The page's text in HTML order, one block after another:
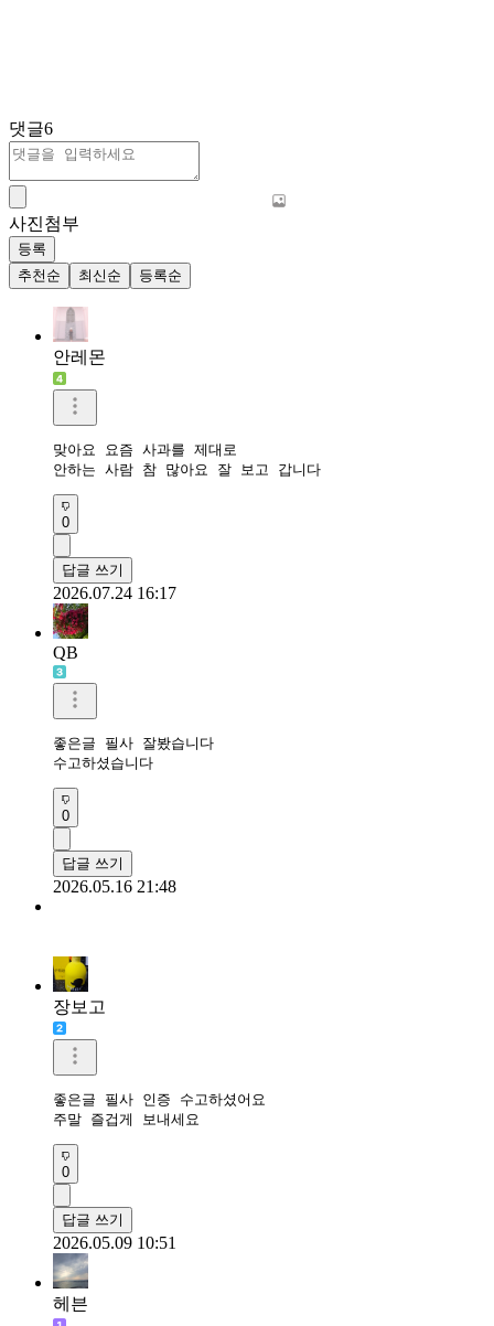
댓글6
사진첨부
등록
추천순
최신순 등록순
안레몬
맞아요 요즘 사과를 제대로
안하는 사람 참 많아요 잘 보고 갑니다
0
답글 쓰기
2026.07.24 16:17
QB
좋은글 필사 잘봤습니다
수고하셨습니다
0
답글 쓰기
2026.05.16 21:48
장보고
좋은글 필사 인증 수고하셨어요
주말 즐겁게 보내세요
0
답글 쓰기
2026.05.09 10:51
헤븐